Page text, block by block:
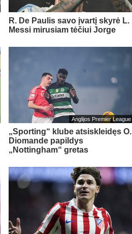
R. De Paulis savo įvartį skyrė L.
Messi mirusiam tėčiui Jorge
Anglijos Premier League
„Sporting“ klube atsiskleidęs O.
Diomande papildys
„Nottingham“ gretas